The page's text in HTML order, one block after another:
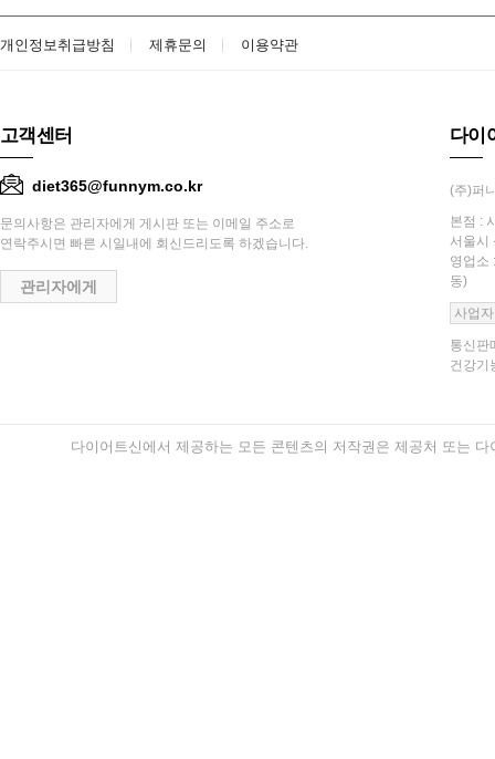
개인정보취급방침 제휴문의 이용약관
고객센터
diet365@funnym.co.kr
문의사항은 관리자에게 게시판 또는 이메일 주소로
연락주시면 빠른 시일내에 회신드리도록 하겠습니다.
관리자에게
다이
(주)퍼
본점 :
서울시
영업소
동)
사업
통신판
건강기
다이어트신에서 제공하는 모든 콘텐츠의 저작권은 제공처 또는